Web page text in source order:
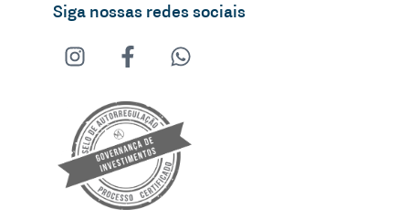
Siga nossas redes sociais